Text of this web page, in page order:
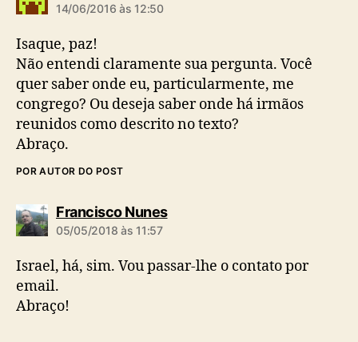
14/06/2016 às 12:50
Isaque, paz!
Não entendi claramente sua pergunta. Você
quer saber onde eu, particularmente, me
congrego? Ou deseja saber onde há irmãos
reunidos como descrito no texto?
Abraço.
POR AUTOR DO POST
Francisco Nunesd
05/05/2018 às 11:57
Israel, há, sim. Vou passar-lhe o contato por
email.
Abraço!